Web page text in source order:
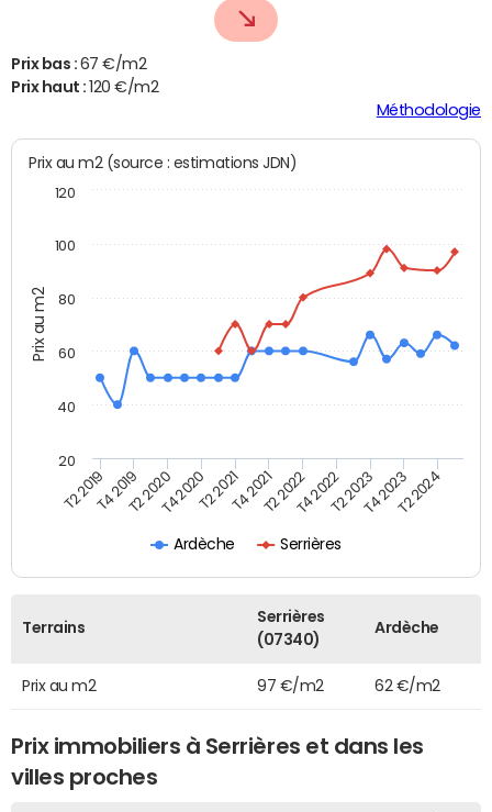
Prix bas : 67 €/m2
Prix haut : 120 €/m2
Méthodologie
Prix au m2
Prix au m2 (source : estimations JDN)
Ardèche Serrières
T2 2019T4 2019T2 2020T4 2020T2 2021T4 2021T2 2022T4 2022T2 2023T4 2023T2 2024
20
40
60
80
100
120
Terrains
Serrières
(07340)
Ardèche
Prix au m2 97 €/m2 62 €/m2
Prix immobiliers à Serrières et dans les
villes proches